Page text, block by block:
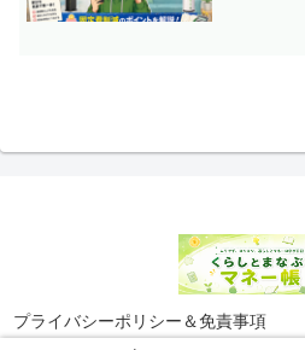
プライバシーポリシー＆免責事項